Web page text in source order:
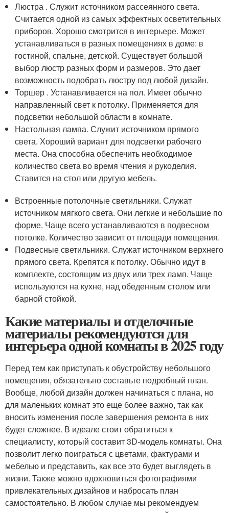
Люстра . Служит источником рассеянного света.
Считается одной из самых эффектных осветительных
приборов. Хорошо смотрится в интерьере. Может
устанавливаться в разных помещениях в доме: в
гостиной, спальне, детской. Существует большой
выбор люстр разных форм и размеров. Это дает
возможность подобрать люстру под любой дизайн.
Торшер . Устанавливается на пол. Имеет обычно
направленный свет к потолку. Применяется для
подсветки небольшой области в комнате.
Настольная лампа. Служит источником прямого
света. Хороший вариант для подсветки рабочего
места. Она способна обеспечить необходимое
количество света во время чтения и рукоделия.
Ставится на стол или другую мебель.
Встроенные потолочные светильники. Служат
источником мягкого света. Они легкие и небольшие по
форме. Чаще всего устанавливаются в подвесном
потолке. Количество зависит от площади помещения.
Подвесные светильники. Служат источником верхнего
прямого света. Крепятся к потолку. Обычно идут в
комплекте, состоящим из двух или трех ламп. Чаще
используются на кухне, над обеденным столом или
барной стойкой.
Какие материалы и отделочные
материалы рекомендуются для
интерьера одной комнаты в 2025 году
Перед тем как приступать к обустройству небольшого
помещения, обязательно составьте подробный план.
Вообще, любой дизайн должен начинаться с плана, но
для маленьких комнат это еще более важно, так как
вносить изменения после завершения ремонта в них
будет сложнее. В идеале стоит обратиться к
специалисту, который составит 3D-модель комнаты. Она
позволит легко поиграться с цветами, фактурами и
мебелью и представить, как все это будет выглядеть в
жизни. Также можно вдохновиться фотографиями
привлекательных дизайнов и набросать план
самостоятельно. В любом случае мы рекомендуем